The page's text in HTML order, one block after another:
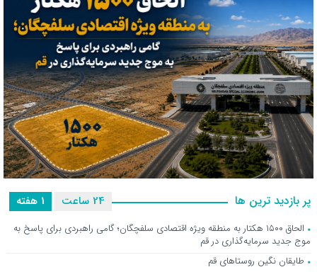
پاسخ به موج جدید سرمایه‌گذاری در قم
پر بازدید ترین ها 1 هفته 24 ساعت
الحاق ۱۵۰۰ هکتار به منطقه ویژه اقتصادی سلفچگان؛ گامی راهبردی برای پاسخ به
موج جدید سرمایه‌گذاری در قم
طایقان نگین روستاهای قم